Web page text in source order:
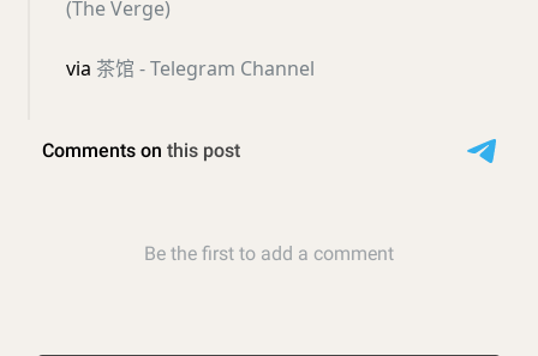
(The Verge)
via 茶馆 - Telegram Channel